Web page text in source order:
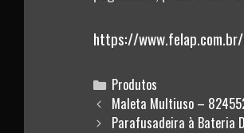
https://
Categories
Produtos
Post
navigation
Maleta Multiuso –
Parafusadeira à Bateria